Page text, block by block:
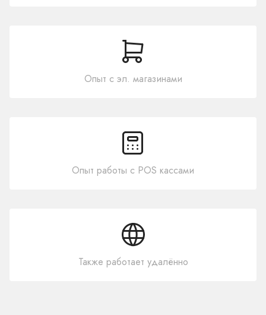
Опыт с эл. магазинами
Опыт работы с POS кассами
Также работает удалённо